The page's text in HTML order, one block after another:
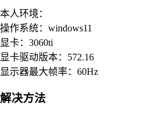
本人环境：
操作系统：windows11
显卡：3060ti
显卡驱动版本：572.16
显示器最大帧率：60Hz
解决方法